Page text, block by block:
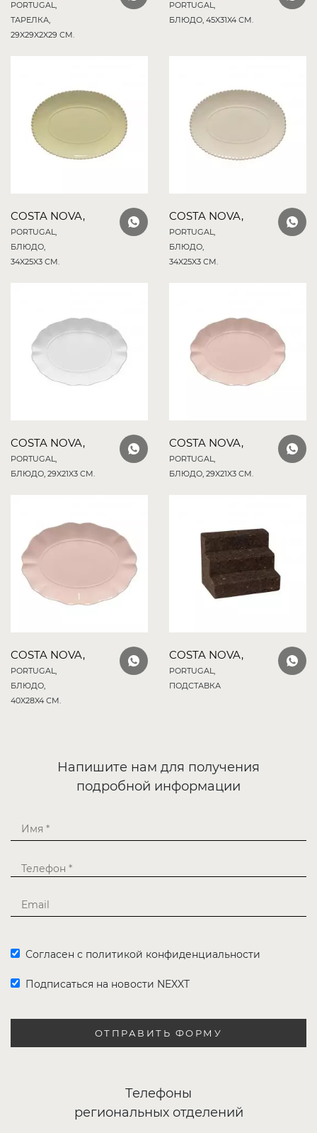
PORTUGAL,
ТАРЕЛКА,
29X29X2X29 СМ.
PORTUGAL,
БЛЮДО, 45X31X4 СМ.
COSTA NOVA,
PORTUGAL,
БЛЮДО,
34X25X3 СМ.
COSTA NOVA,
PORTUGAL,
БЛЮДО,
34X25X3 СМ.
COSTA NOVA,
PORTUGAL,
БЛЮДО, 29X21X3 СМ.
COSTA NOVA,
PORTUGAL,
БЛЮДО, 29X21X3 СМ.
COSTA NOVA,
PORTUGAL,
БЛЮДО,
40X28X4 СМ.
COSTA NOVA,
PORTUGAL,
ПОДСТАВКА
Напишите нам для получения
подробной информации
Согласен с политикой конфиденциальности
Подписаться на новости NEXXT
ОТПРАВИТЬ ФОРМУ
Телефоны
региональных отделений